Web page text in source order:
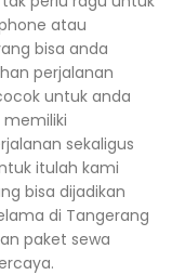
atau
bisa anda
perjalanan
untuk anda
sekaligus
itulah kami
bisa dijadikan
di Tangerang
paket sewa